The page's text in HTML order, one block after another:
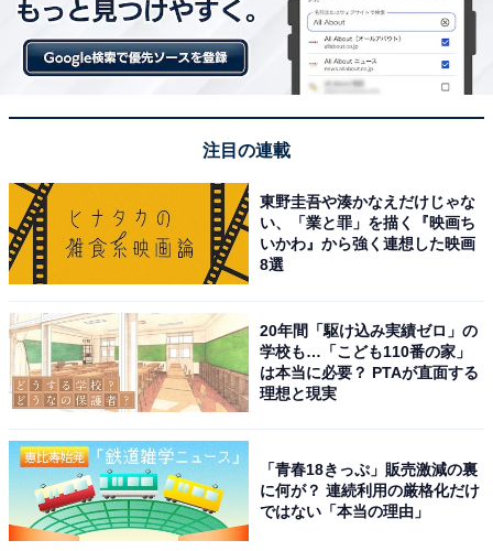
40周年を記念したキャラクターアートがたっぷり
なんでもはこべるポーチ（画像出典：Amazon）
1986年から5年間放送された人気アニメ『こんなこいる
かな』の40周年を記念した限定デザイン。個性あふれる
12人のキャラクターたちのアートを贅沢に使用してお
り、ファンには特別な一品です。2026年にはNHK Eテレ
で新アニメとしても放送が始まっており、昔アニメを見
注目の連載
東野圭吾や湊かなえだけじゃな
い、「業と罪」を描く『映画ち
いかわ』から強く連想した映画
8選
20年間「駆け込み実績ゼロ」の
学校も…「こども110番の家」
は本当に必要？ PTAが直面する
理想と現実
「青春18きっぷ」販売激減の裏
に何が？ 連続利用の厳格化だけ
ではない「本当の理由」